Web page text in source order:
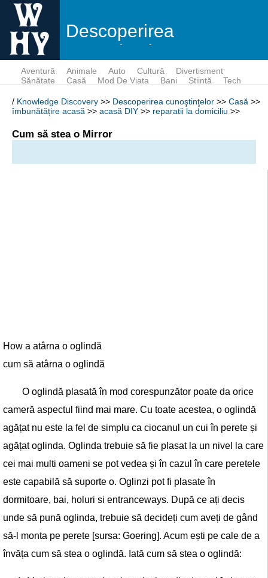
Descoperirea
cunoştinţelor
Aventură Animale Auto Cultură
Divertisment
Sănătate
Casă Mod De Viata Bani Ştiinţă Tech
/ Knowledge Discovery >> Descoperirea cunoştinţelor >> Casă >>
îmbunătățire acasă >> acasă DIY >> reparatii la domiciliu >>
Cum să stea o Mirror
How a atârna o oglindă
cum să atârna o oglindă
O oglindă plasată în mod corespunzător poate da orice
cameră aspectul fiind mai mare. Cu toate acestea, o oglindă
agățat nu este la fel de simplu ca ciocanul un cui în perete și
agățat oglinda. Oglinda trebuie să fie plasat la un nivel la care
cei mai multi oameni se pot vedea și în cazul în care peretele
este capabilă să suporte o. Oglinzi pot fi plasate în
dormitoare, bai, holuri si entranceways. După ce ați decis
unde să pună oglinda, trebuie să decideți cum aveți de gând
să-l monta pe perete [sursa: Goering]. Acum ești pe cale de a
învăța cum să stea o oglindă. Iată cum să stea o oglindă: